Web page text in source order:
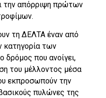
την απόρριψη πρώτων
τη ΔΕΛΤΑ έναν από
κατηγορία των
δρόμος που ανοίγει,
του μέλλοντος μέσα
εκπροσωπούν την
πυλώνες της